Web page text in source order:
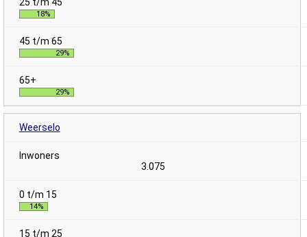
18%
29%
29%
Weerselo
3.075
14%